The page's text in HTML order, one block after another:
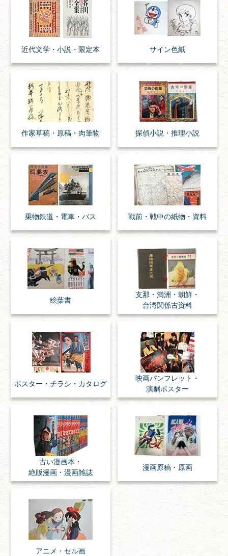
近代文学・ 小説・限定本 サイン色紙
作家草稿・原稿・ 肉筆物 探偵小説・ 推理小説
乗物鉄道・ 電車・ バス 戦前・戦中の紙物・資料
絵葉書
支那・満洲・朝鮮・
台湾関係古資料
ポスター・チラシ・ カタログ
映画パンフレット・
演劇ポスター
古い漫画本・
絶版漫画・漫画雑誌
漫画原稿・ 原画
アニメ・ セル画